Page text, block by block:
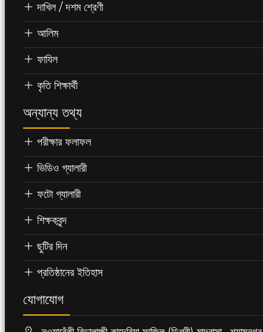
দাখিল / দশম শ্রেণী
আলিম
ফাযিল
কৃতি শিক্ষার্থী
অন্যান্য তথ্য
পরীক্ষার ফলাফল
ভিডিও গ্যালারী
ফটো গ্যালারী
শিক্ষকবৃন্দ
ছুটির দিন
প্রতিষ্ঠানের ইতিহাস
যোগাযোগ